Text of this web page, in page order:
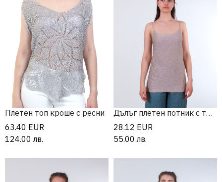
Плетен топ кроше с ресни
63.40 EUR
124.00 лв.
Дълъг плетен потник с тънка презрамка
28.12 EUR
55.00 лв.